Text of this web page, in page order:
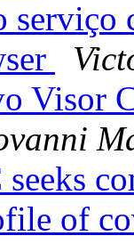
Visor
of